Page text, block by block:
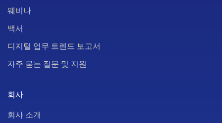
웨비나
백서
디지털 업무 트렌드 보고서
자주 묻는 질문 및 지원
회사
회사 소개